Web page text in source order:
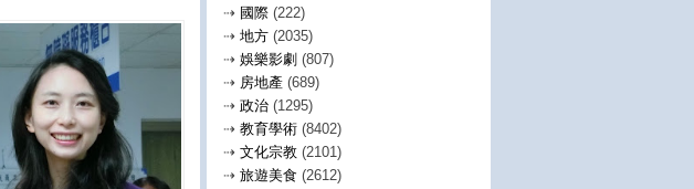
⇢ 國際 (222)
⇢ 地方 (2035)
⇢ 娛樂影劇 (807)
⇢ 房地產 (689)
⇢ 政治 (1295)
⇢ 教育學術 (8402)
⇢ 文化宗教 (2101)
⇢ 旅遊美食 (2612)